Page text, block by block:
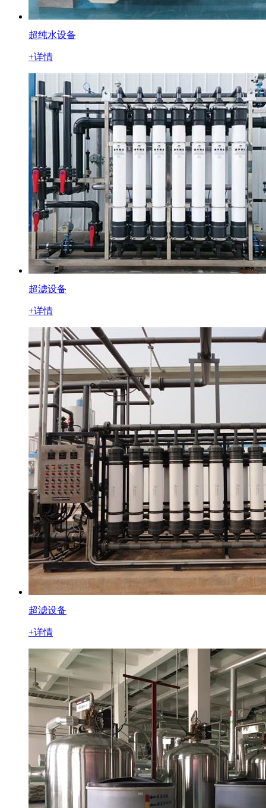
超纯水设备
+详情
超滤设备
+详情
超滤设备
+详情